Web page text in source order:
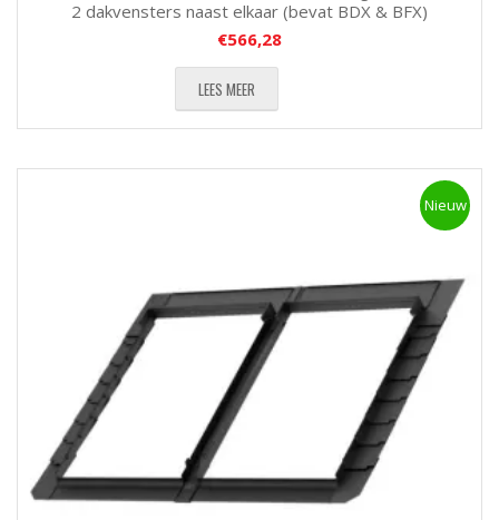
2 dakvensters naast elkaar (bevat BDX & BFX)
€566,28
LEES MEER
Nieuw